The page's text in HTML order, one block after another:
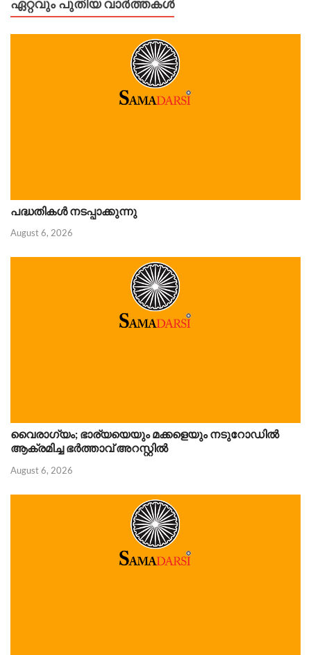
ഏറ്റവും പുതിയ വാർത്തകൾ
പദ്ധതികൾ നടപ്പാക്കുന്നു
August 6, 2026
വൈരാഗ്യം; ഭാര്യയെയും മക്കളെയും നടുറോഡിൽ
ആക്രമിച്ച ഭർത്താവ് അറസ്റ്റിൽ
August 6, 2026